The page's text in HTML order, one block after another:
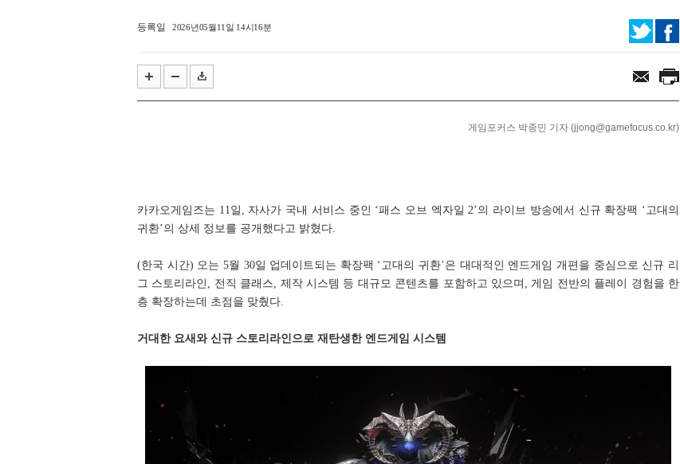
코리아보드게임즈, '퍼스트 시그널' 등 신작 보드게임...
올해 여름의 끝은 '우마무스메'와 함께... 애니플러스...
등록일 2026년05월11일 14시16분
게임포커스 박종민 기자 (jjong@gamefocus.co.kr)
카카오게임즈는 11일, 자사가 국내 서비스 중인 ‘패스 오브 엑자일 2’의 라이브 방송에서 신규 확장팩 ‘고대의
귀환’의 상세 정보를 공개했다고 밝혔다.
(한국 시간) 오는 5월 30일 업데이트되는 확장팩 ‘고대의 귀환’은 대대적인 엔드게임 개편을 중심으로 신규 리
그 스토리라인, 전직 클래스, 제작 시스템 등 대규모 콘텐츠를 포함하고 있으며, 게임 전반의 플레이 경험을 한
층 확장하는데 초점을 맞췄다.
거대한 요새와 신규 스토리라인으로 재탄생한 엔드게임 시스템